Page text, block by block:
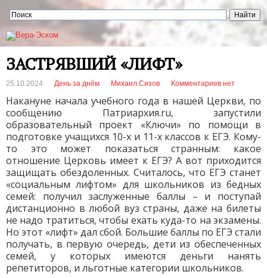
ЗАСТРЯВШИЙ «ЛИФТ»
25.10.2024 День за днём Михаил Сизов Комментариев нет
Накануне начала учебного года в нашей Церкви, по
сообщению Патриархия.ru, запустили
образовательный проект «Ключи» по помощи в
подготовке учащихся 10-х и 11-х классов к ЕГЭ. Кому-
то это может показаться странным: какое
отношение Церковь имеет к ЕГЭ? А вот приходится
защищать обездоленных. Считалось, что ЕГЭ станет
«социальным лифтом» для школьников из бедных
семей: получил заслуженные баллы – и поступай
дистанционно в любой вуз страны, даже на билеты
не надо тратиться, чтобы ехать куда-то на экзамены.
Но этот «лифт» дал сбой. Большие баллы по ЕГЭ стали
получать, в первую очередь, дети из обеспеченных
семей, у которых имеются деньги нанять
репетиторов, и льготные категории школьников.